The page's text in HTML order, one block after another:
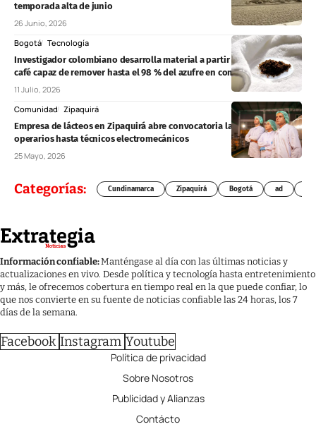
temporada alta de junio
26 Junio, 2026
Bogotá Tecnología
Investigador colombiano desarrolla material a partir de residuos de
café capaz de remover hasta el 98 % del azufre en combustibles
11 Julio, 2026
Comunidad Zipaquirá
Empresa de lácteos en Zipaquirá abre convocatoria laboral: desde
operarios hasta técnicos electromecánicos
25 Mayo, 2026
Categorías: Cundinamarca Zipaquirá Bogotá ad
Información confiable:Manténgase al día con las últimas noticias y
actualizaciones en vivo. Desde política y tecnología hasta entretenimiento
y más, le ofrecemos cobertura en tiempo real en la que puede confiar, lo
que nos convierte en su fuente de noticias confiable las 24 horas, los 7
días de la semana.
Facebook Instagram Youtube
Política de privacidad
Sobre Nosotros
Publicidad y Alianzas
Contácto